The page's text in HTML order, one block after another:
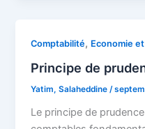
Comptabilité, Economie
Principe de
Yatim, Salaheddine/
Le principe de